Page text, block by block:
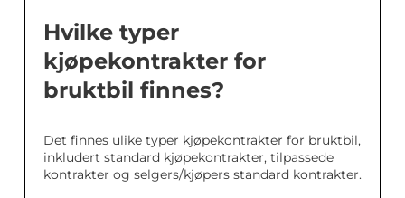
Hvilke typer
kjøpekontrakter for
bruktbil finnes?
Det finnes ulike typer kjøpekontrakter for bruktbil,
inkludert standard kjøpekontrakter, tilpassede
kontrakter og selgers/kjøpers standard kontrakter.